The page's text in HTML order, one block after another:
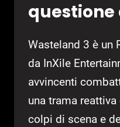
questione
Wasteland 3 è un
da InXile
avvincenti
una trama
colpi di scena e